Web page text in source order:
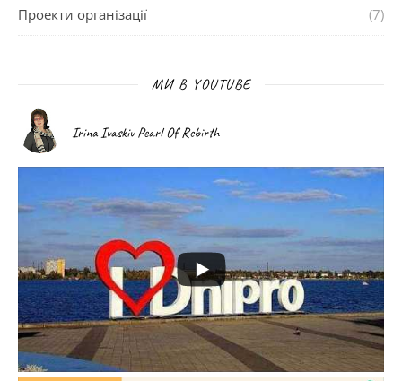
Проекти організації (7)
МИ В YOUTUBE
Irina Ivaskiv Pearl Of Rebirth